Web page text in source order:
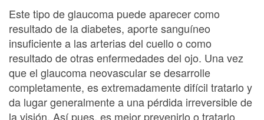
Este tipo de glaucoma puede aparecer como
resultado de la diabetes, aporte sanguíneo
insuficiente a las arterias del cuello o como
resultado de otras enfermedades del ojo. Una vez
que el glaucoma neovascular se desarrolle
completamente, es extremadamente difícil tratarlo y
da lugar generalmente a una pérdida irreversible de
la visión. Así pues, es mejor prevenirlo o tratarlo